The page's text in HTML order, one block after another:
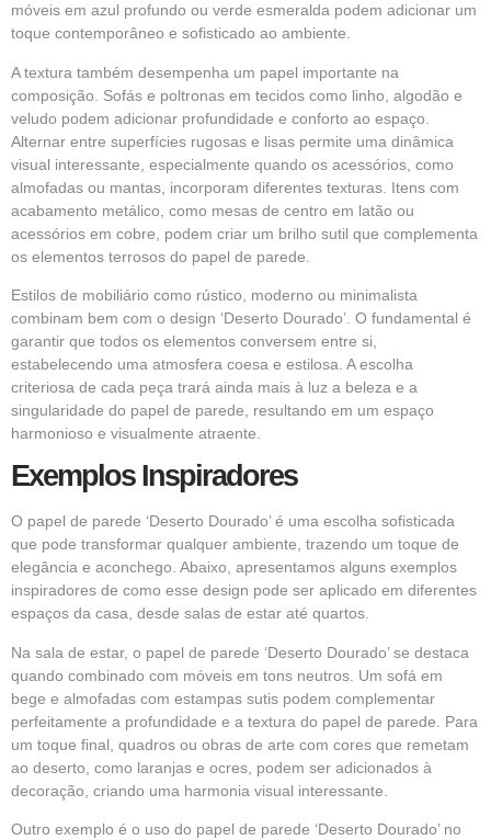
móveis em azul profundo ou verde esmeralda podem adicionar um
toque contemporâneo e sofisticado ao ambiente.
A textura também desempenha um papel importante na
composição. Sofás e poltronas em tecidos como linho, algodão e
veludo podem adicionar profundidade e conforto ao espaço.
Alternar entre superfícies rugosas e lisas permite uma dinâmica
visual interessante, especialmente quando os acessórios, como
almofadas ou mantas, incorporam diferentes texturas. Itens com
acabamento metálico, como mesas de centro em latão ou
acessórios em cobre, podem criar um brilho sutil que complementa
os elementos terrosos do papel de parede.
Estilos de mobiliário como rústico, moderno ou minimalista
combinam bem com o design ‘Deserto Dourado’. O fundamental é
garantir que todos os elementos conversem entre si,
estabelecendo uma atmosfera coesa e estilosa. A escolha
criteriosa de cada peça trará ainda mais à luz a beleza e a
singularidade do papel de parede, resultando em um espaço
harmonioso e visualmente atraente.
Exemplos Inspiradores
O papel de parede ‘Deserto Dourado’ é uma escolha sofisticada
que pode transformar qualquer ambiente, trazendo um toque de
elegância e aconchego. Abaixo, apresentamos alguns exemplos
inspiradores de como esse design pode ser aplicado em diferentes
espaços da casa, desde salas de estar até quartos.
Na sala de estar, o papel de parede ‘Deserto Dourado’ se destaca
quando combinado com móveis em tons neutros. Um sofá em
bege e almofadas com estampas sutis podem complementar
perfeitamente a profundidade e a textura do papel de parede. Para
um toque final, quadros ou obras de arte com cores que remetam
ao deserto, como laranjas e ocres, podem ser adicionados à
decoração, criando uma harmonia visual interessante.
Outro exemplo é o uso do papel de parede ‘Deserto Dourado’ no